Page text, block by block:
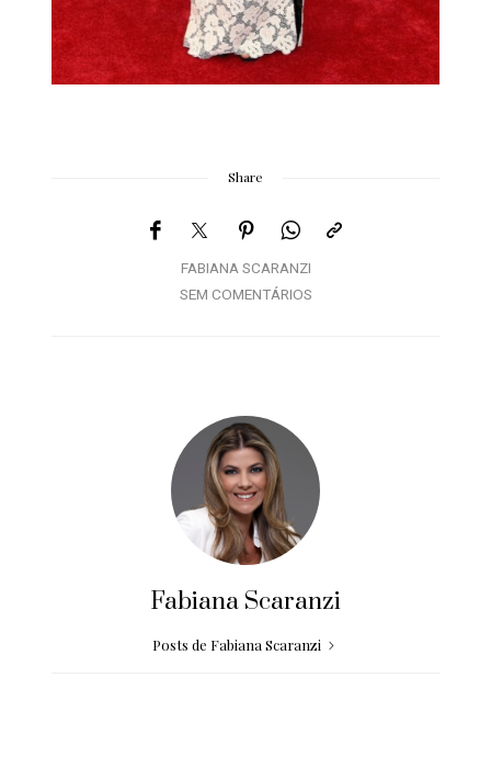
Share
FABIANA SCARANZI
SEM COMENTÁRIOS
Fabiana Scaranzi
Posts de Fabiana Scaranzi